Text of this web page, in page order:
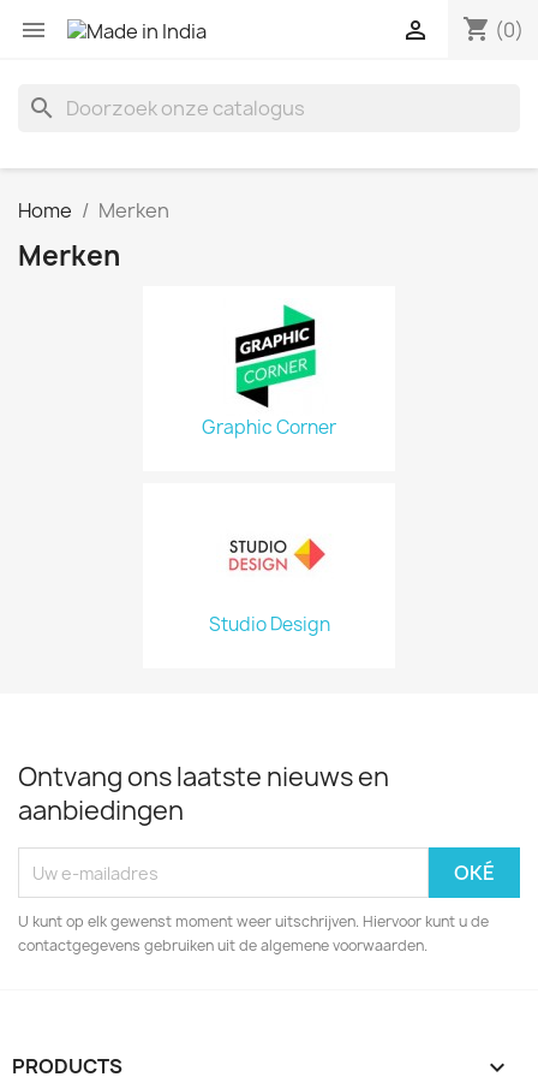
 shopping_cart (0)

search
Home Merken
Merken
Graphic Corner
Studio Design
Ontvang ons laatste nieuws en
aanbiedingen
U kunt op elk gewenst moment weer uitschrijven. Hiervoor kunt u de
contactgegevens gebruiken uit de algemene voorwaarden.
PRODUCTS 